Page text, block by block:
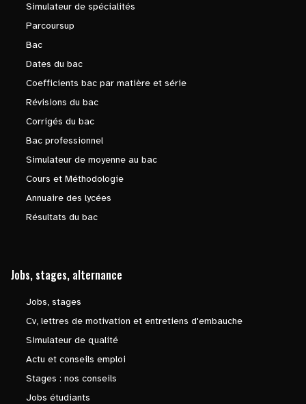
Simulateur de spécialités
Parcoursup
Bac
Dates du bac
Coefficients bac par matière et série
Révisions du bac
Corrigés du bac
Bac professionnel
Simulateur de moyenne au bac
Cours et Méthodologie
Annuaire des lycées
Résultats du bac
Jobs, stages, alternance
Jobs, stages
Cv, lettres de motivation et entretiens d'embauche
Simulateur de qualité
Actu et conseils emploi
Stages : nos conseils
Jobs étudiants